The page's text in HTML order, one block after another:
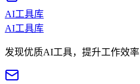
AI工具库
AI工具库
发现优质AI工具，提升工作效率